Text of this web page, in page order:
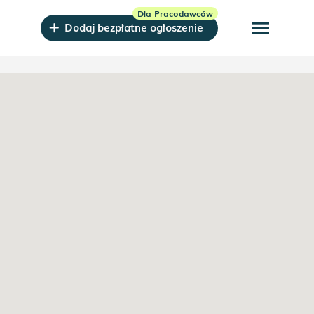
Dodaj bezpłatne ogłoszenie menu